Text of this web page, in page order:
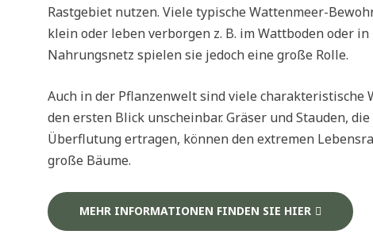
Rastgebiet nutzen. Viele typische Wattenmeer-
klein oder leben verborgen z. B. im Wattboden oder
Nahrungsnetz spielen sie jedoch eine große Rolle.
Auch in der Pflanzenwelt sind viele charakteristische
den ersten Blick unscheinbar. Gräser und Stauden,
Überflutung ertragen, können den extremen
große Bäume.
MEHR INFORMATIONEN FINDEN SIE HIER